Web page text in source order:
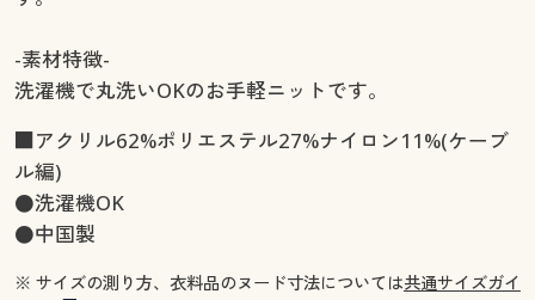
-素材特徴-
洗濯機で丸洗いOKのお手軽ニットです。
■アクリル62%ポリエステル27%ナイロン11%(ケーブ
ル編)
●洗濯機OK
●中国製
※ サイズの測り方、衣料品のヌード寸法については共通サイズガイ